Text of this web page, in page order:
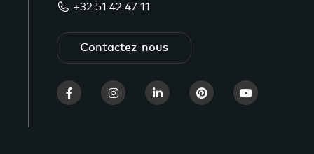
+32 51 42 47 11
Contactez-nous